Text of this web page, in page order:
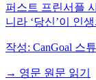
퍼스트 프린서플
니라 ‘당신’이 인
작성: CanGoal 스
→ 영문 원문 읽기